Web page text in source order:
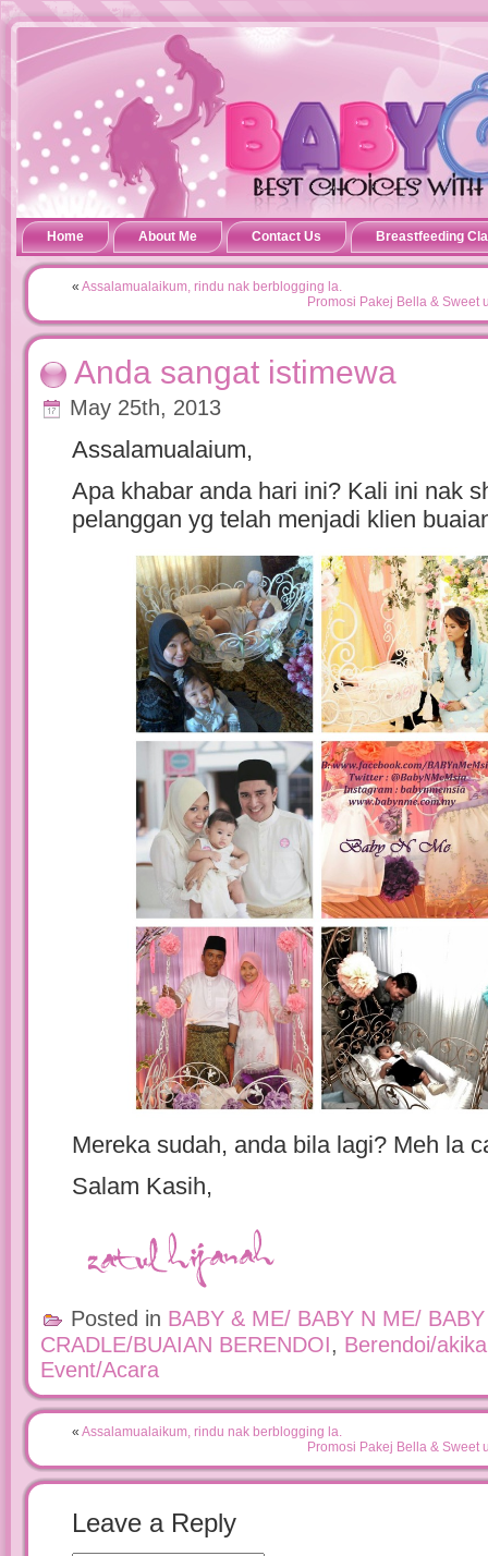
Home About Me Contact Us Breastfeeding
« Assalamualaikum, rindu nak berblogging la.
Promosi Pakej Bella & Sweet
Anda sangat istimewa
May 25th, 2013
Assalamualaium,
Apa khabar anda hari ini? Kali ini nak
pelanggan yg telah menjadi klien
Mereka sudah, anda bila lagi? Meh la
Salam Kasih,
Posted in BABY & ME/ BABY N ME/
CRADLE/BUAIAN BERENDOI, Berendoi/
Event/Acara
« Assalamualaikum, rindu nak berblogging la.
Promosi Pakej Bella & Sweet
Leave a Reply